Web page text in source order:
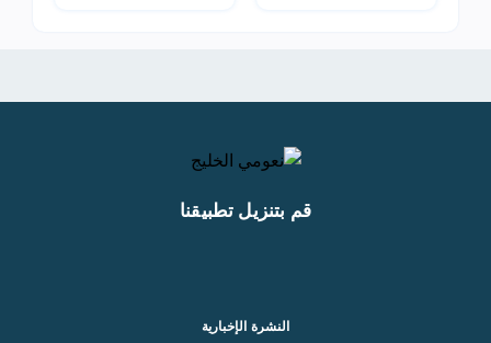
قم بتنزيل تطبيقنا
النشرة الإخبارية